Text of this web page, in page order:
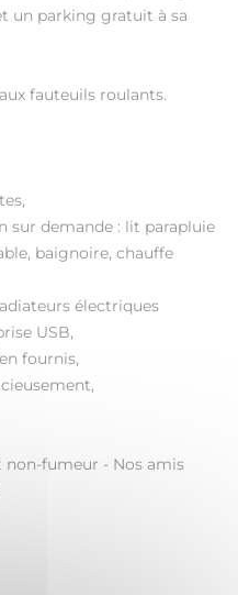
un parking gratuit à sa
fauteuils roulants.
sur demande : lit parapluie
baignoire, chauffe
électriques
USB,
fournis,
non-fumeur - Nos amis